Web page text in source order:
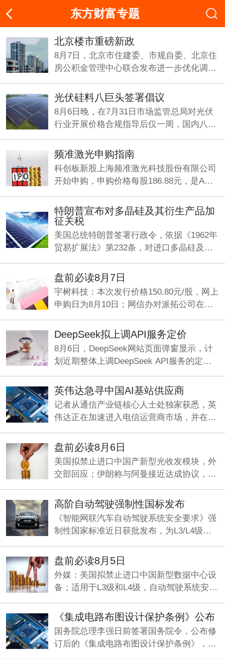
东方财富专题
北京楼市重磅新政
8月7日，北京市住建委、市规自委、北京住
房公积金管理中心联合发布进一步优化调整
光伏硅料八巨头签署倡议
8月6日晚，在7月31日市场监管总局对光伏
行业开展价格合规指导后仅一周，国内八大
书》。
频准激光申购指南
科创板新股上海频准激光科技股份有限公司
开始申购，申购价格每股186.88元，是A股
9.34万元。
特朗普宣布对多晶硅及其衍生产品加
征关税
美国总统特朗普签署行政令，依据《1962年
贸易扩展法》第232条，对进口多晶硅及其
施，以支持美国国内多晶硅、半导体和太阳
能供应链。
盘前必读8月7日
宇树科技：本次发行价格150.80元/股，网上
申购日为8月10日；网信办对派拓公司在华
止铜精矿、钴精矿的出口。
DeepSeek拟上调API服务定价
8月6日，DeepSeek网站页面弹窗显示，计
划近期整体上调DeepSeek API服务的定
英伟达急寻中国AI基站供应商
记者从通信产业链核心人士处独家获悉，英
伟达正在加速进入电信运营商市场，并在中
要求的6G基站。
盘前必读8月6日
美国拟禁止进口中国产新型光收发模块，外
交部回应；伊朗称与阿曼接近达成协议，海
小企业发展规划》即将发布。
高阶自动驾驶强制性国标发布
《智能网联汽车自动驾驶系统安全要求》强
制性国家标准近日获批发布，为L3/L4级量
元年加速兑现。
盘前必读8月5日
外媒：美国拟禁止进口中国新型数据中心设
备；适用于L3级和L4级，自动驾驶系统安全
断式逆回购操作。
《集成电路布图设计保护条例》公布
国务院总理李强日前签署国务院令，公布修
订后的《集成电路布图设计保护条例》，自